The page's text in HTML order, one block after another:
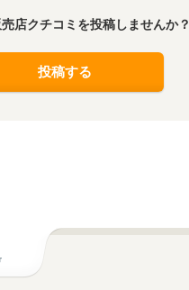
店クチコミを投稿しませんか？
投稿する